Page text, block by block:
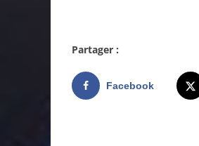
Partager :
Facebook